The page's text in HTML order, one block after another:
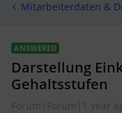
Mitarbeiterdaten &
ANSWERED
Darstellung
Gehaltsstufen
Forum|Forum|1 year